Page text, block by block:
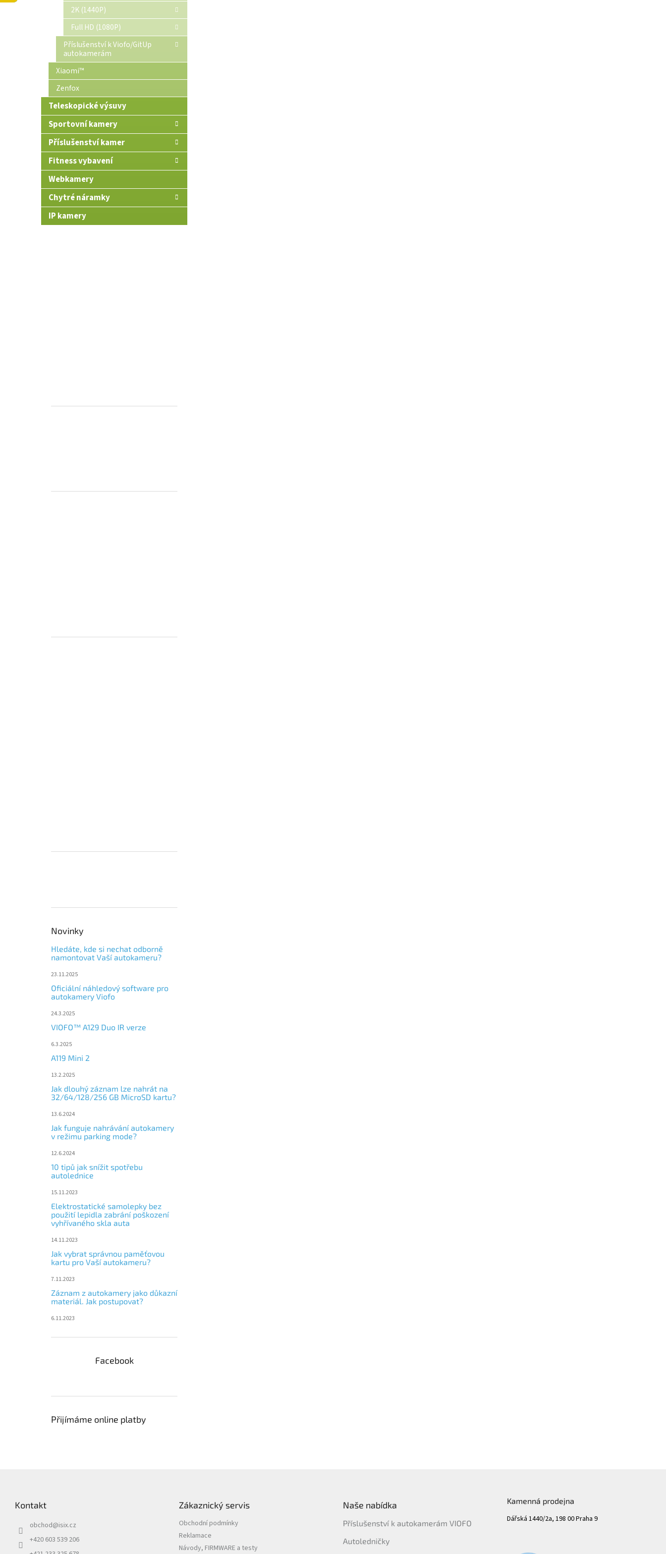
2K (1440P)
Full HD (1080P)
Příslušenství k Viofo/GitUp
autokamerám
Xiaomi™
Zenfox
Teleskopické výsuvy
Sportovní kamery
Příslušenství kamer
Fitness vybavení
Webkamery
Chytré náramky
IP kamery
Novinky
Hledáte, kde si nechat odborně
namontovat Vaší autokameru?
23.11.2025
Oficiální náhledový software pro
autokamery Viofo
24.3.2025
VIOFO™ A129 Duo IR verze
6.3.2025
A119 Mini 2
13.2.2025
Jak dlouhý záznam lze nahrát na
32/64/128/256 GB MicroSD kartu?
13.6.2024
Jak funguje nahrávání autokamery
v režimu parking mode?
12.6.2024
10 tipů jak snížit spotřebu
autolednice
15.11.2023
Elektrostatické samolepky bez
použití lepidla zabrání poškození
vyhřívaného skla auta
14.11.2023
Jak vybrat správnou paměťovou
kartu pro Vaší autokameru?
7.11.2023
Záznam z autokamery jako důkazní
materiál. Jak postupovat?
6.11.2023
Facebook
Přijímáme online platby
Kontakt
obchod@isix.cz
+420 603 539 206
Zákaznický servis
Obchodní podmínky
Reklamace
Návody, FIRMWARE a testy
Naše nabídka
Příslušenství k autokamerám VIOFO
Autoledničky
Kamenná prodejna
Dářská 1440/2a, 198 00 Praha 9